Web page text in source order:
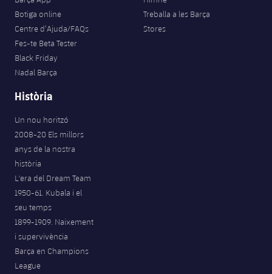
Botiga online
Centre d’Ajuda/FAQs
Fes-te Beta Tester
Black Friday
Nadal Barça
Treballa a les Barça
Stores
Història
Un nou horitzó
2008-20 Els millors
anys de la nostra
història
L'era del Dream Team
1950-61. Kubala i el
seu temps
1899-1909. Naixement
i supervivència
Barça en Champions
League